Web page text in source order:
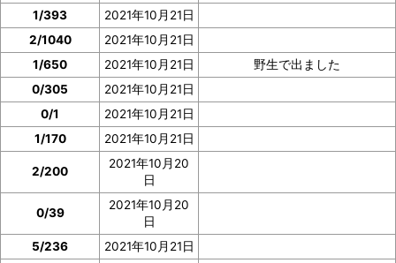
1/393
2021年10月21日
2/1040
2021年10月21日
1/650
2021年10月21日
野生で出ました
0/305
2021年10月21日
0/1
2021年10月21日
1/170
2021年10月21日
2/200
2021年10月20
日
0/39
2021年10月20
日
5/236
2021年10月21日